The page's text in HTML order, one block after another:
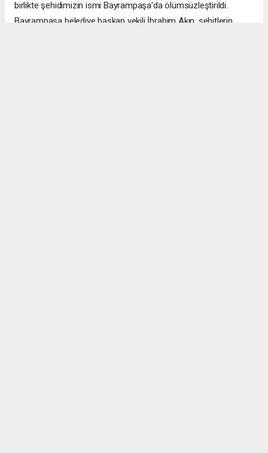
birlikte şehidimizin ismi Bayrampaşa'da ölümsüzleştirildi.
Bayrampaşa belediye başkan vekili İbrahim Akın, şehitlerin